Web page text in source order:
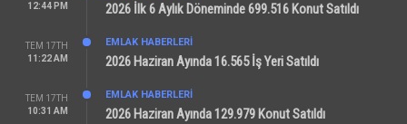
12:44 PM
2026 İlk 6 Aylık Döneminde 699.516 Konut Satıldı
TEM 17TH
11:22 AM
EMLAK HABERLERI
2026 Haziran Ayında 16.565 İş Yeri Satıldı
TEM 17TH
10:31 AM
EMLAK HABERLERI
2026 Haziran Ayında 129.979 Konut Satıldı